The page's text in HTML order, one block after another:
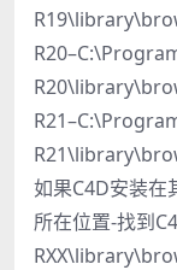
如果C4D安装在
所在位置-找到